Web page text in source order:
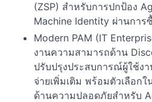
(ZSP) สำหรับการปกป้อง
Machine Identity ผ่านการ
Modern PAM (IT
งานความสามารถด้าน
ปรับปรุงประสบการณ์ผู้ใช้ง
จ่ายเพิ่มเติม พร้อมตัวเลือก
ด้านความปลอดภัยสำหรับ